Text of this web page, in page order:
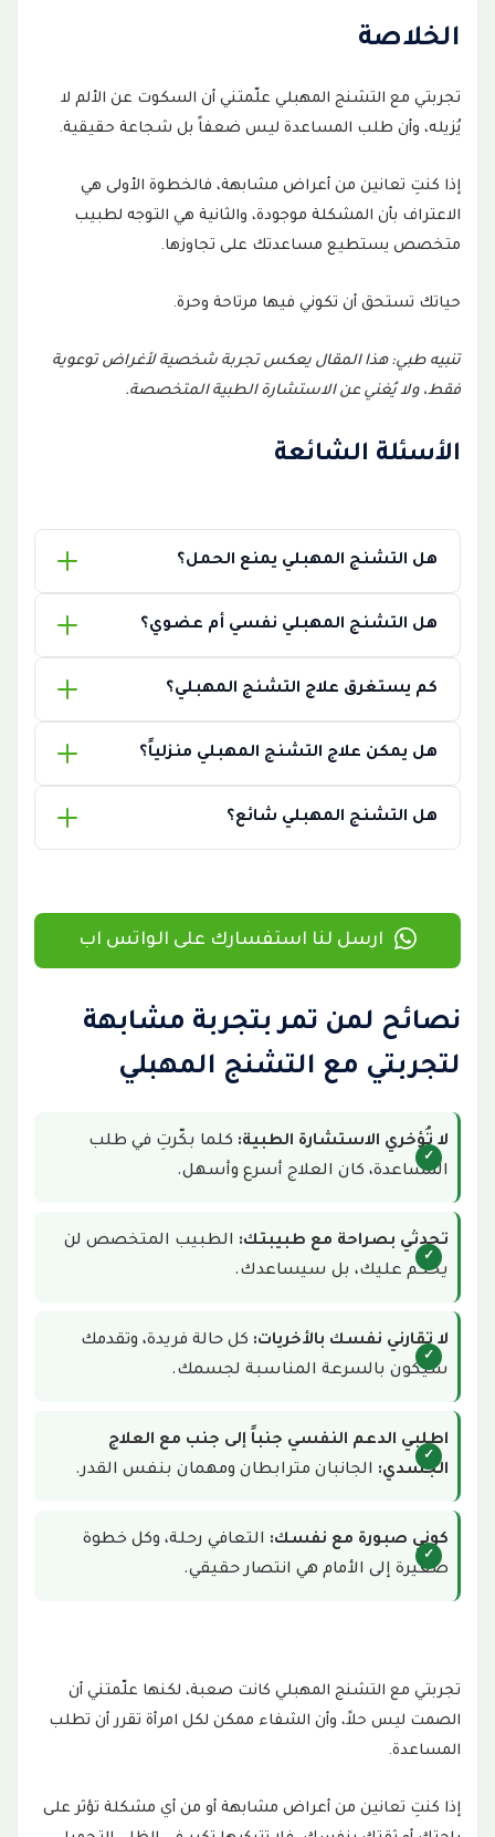
الخلاصة
تجربتي مع التشنج المهبلي علّمتني أن السكوت عن الألم لا
يُزيله، وأن طلب المساعدة ليس ضعفاً بل شجاعة حقيقية.
إذا كنتِ تعانين من أعراض مشابهة، فالخطوة الأولى هي
الاعتراف بأن المشكلة موجودة، والثانية هي التوجه لطبيب
متخصص يستطيع مساعدتك على تجاوزها.
حياتك تستحق أن تكوني فيها مرتاحة وحرة.
تنبيه طبي: هذا المقال يعكس تجربة شخصية لأغراض توعوية
فقط، ولا يُغني عن الاستشارة الطبية المتخصصة.
الأسئلة الشائعة
هل التشنج المهبلي يمنع الحمل؟
هل التشنج المهبلي نفسي أم عضوي؟
كم يستغرق علاج التشنج المهبلي؟
هل يمكن علاج التشنج المهبلي منزلياً؟
هل التشنج المهبلي شائع؟
ارسل لنا استفسارك على الواتس اب
نصائح لمن تمر بتجربة مشابهة
لتجربتي مع التشنج المهبلي
لا تُؤخري الاستشارة الطبية: كلما بكّرتِ في طلب
المساعدة، كان العلاج أسرع وأسهل.
تحدثي بصراحة مع طبيبتك: الطبيب المتخصص لن
يحكم عليك، بل سيساعدك.
لا تقارني نفسك بالأخريات: كل حالة فريدة، وتقدمك
سيكون بالسرعة المناسبة لجسمك.
اطلبي الدعم النفسي جنباً إلى جنب مع العلاج
الجسدي: الجانبان مترابطان ومهمان بنفس القدر.
كوني صبورة مع نفسك: التعافي رحلة، وكل خطوة
صغيرة إلى الأمام هي انتصار حقيقي.
تجربتي مع التشنج المهبلي كانت صعبة، لكنها علّمتني أن
الصمت ليس حلاً، وأن الشفاء ممكن لكل امرأة تقرر أن تطلب
المساعدة.
إذا كنتِ تعانين من أعراض مشابهة أو من أي مشكلة تؤثر على